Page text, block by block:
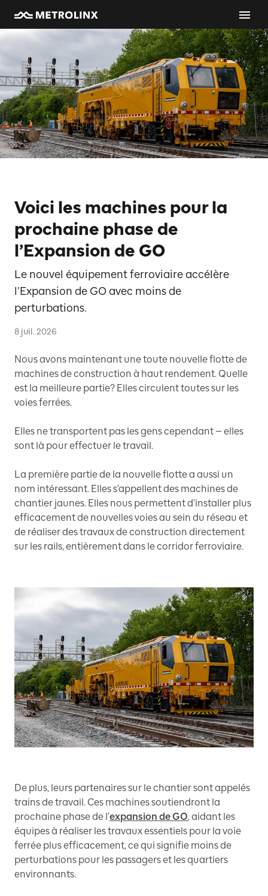
Voici les machines pour la
prochaine phase de
l’Expansion de GO
Le nouvel équipement ferroviaire accélère
l’Expansion de GO avec moins de
perturbations.
8 juil. 2026
Nous avons maintenant une toute nouvelle flotte de
machines de construction à haut rendement. Quelle
est la meilleure partie? Elles circulent toutes sur les
voies ferrées.
Elles ne transportent pas les gens cependant — elles
sont là pour effectuer le travail.
La première partie de la nouvelle flotte a aussi un
nom intéressant. Elles s’appellent des machines de
chantier jaunes. Elles nous permettent d’installer plus
efficacement de nouvelles voies au sein du réseau et
de réaliser des travaux de construction directement
sur les rails, entièrement dans le corridor ferroviaire.
De plus, leurs partenaires sur le chantier sont appelés
trains de travail. Ces machines soutiendront la
prochaine phase de l’expansion de GO, aidant les
équipes à réaliser les travaux essentiels pour la voie
ferrée plus efficacement, ce qui signifie moins de
perturbations pour les passagers et les quartiers
environnants.